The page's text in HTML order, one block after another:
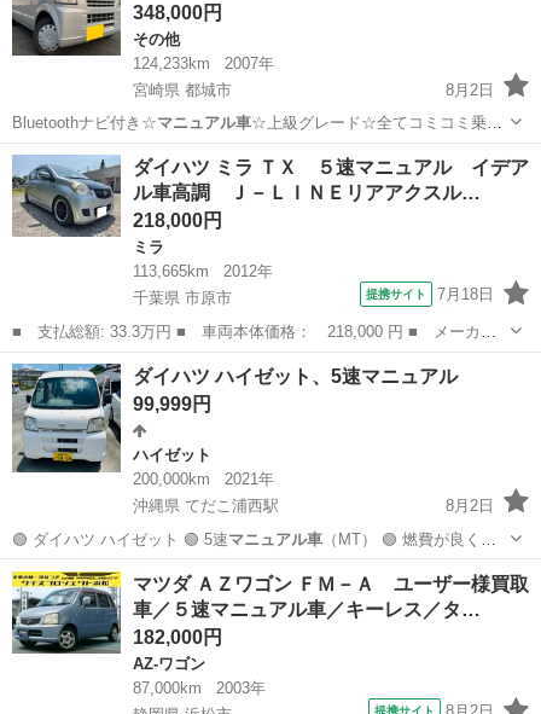
348,000円
その他
124,233km
2007年
宮崎県 都城市
8月2日
Bluetoothナビ付き☆マニュアル車☆上級グレード☆全てコミコミ乗り
出…
宮崎 都城市 その他 走行距離
ダイハツ ミラ ＴＸ ５速マニュアル イデア
ル車高調 Ｊ－ＬＩＮＥリアアクスル…
218,000円
ミラ
113,665km
2012年
千葉県 市原市
提携サイト 7月18日
■ 支払総額: 33.3万円 ■ 車両本体価格： 218,000 円 ■ メーカー
名： ダイハツ ■ 車種名： ミラ ■ グレード名： ＴＸ ５速マ
ニュアル イデアル車高調 Ｊ－ＬＩＮＥリアアクスル 社外１４Ａ
Ｗ ケンウッ...
千葉 市原市 ミラ
ダイハツ ハイゼット、5速マニュアル
99,999円
ハイゼット
200,000km
2021年
沖縄県 てだこ浦西駅
8月2日
🟢 ダイハツ ハイゼット 🟢 5速マニュアル車（MT） 🟢 燃費が良く、
経済的で…
沖縄 宜野湾市 てだこ浦西駅
マツダ ＡＺワゴン ＦＭ－Ａ ユーザー様買取
車／５速マニュアル車／キーレス／タ…
182,000円
AZ-ワゴン
87,000km
2003年
提携サイト